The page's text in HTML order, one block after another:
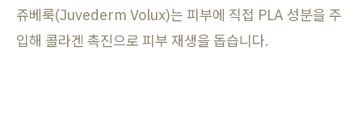
쥬베룩(Juvederm Volux)는 피부에 직접 PLA 성분을 주
입해 콜라겐 촉진으로 피부 재생을 돕습니다.